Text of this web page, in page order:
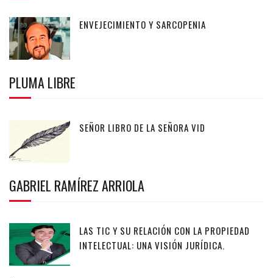
ENVEJECIMIENTO Y SARCOPENIA
PLUMA LIBRE
SEÑOR LIBRO DE LA SEÑORA VID
GABRIEL RAMÍREZ ARRIOLA
LAS TIC Y SU RELACIÓN CON LA PROPIEDAD
INTELECTUAL: UNA VISIÓN JURÍDICA.